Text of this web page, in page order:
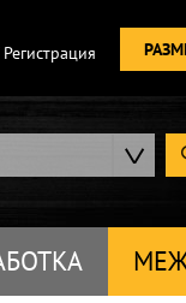
Регистрация